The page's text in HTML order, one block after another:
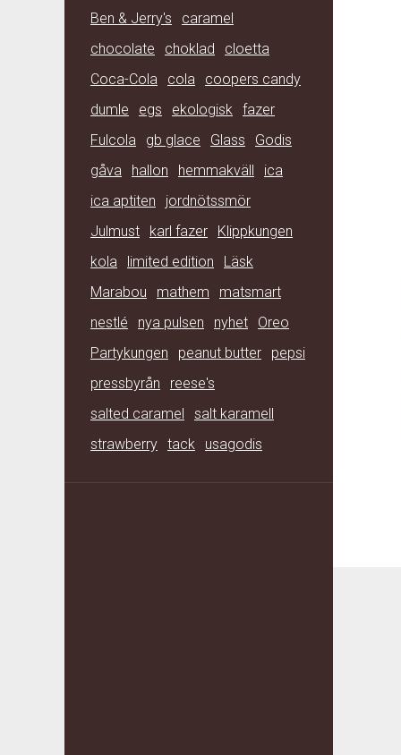
Ben & Jerry's
caramel
chocolate
choklad
cloetta
Coca-Cola
cola
coopers candy
dumle
egs ekologisk fazer
Fulcola
gb glace Glass
Godis
gåva
hallon hemmakväll
ica
ica aptiten
jordnötssmör
Julmust
karl fazer
Klippkungen
kola
limited edition
Läsk
Marabou
mathem
matsmart
nestlé
nya pulsen nyhet
Oreo
Partykungen
peanut butter
pepsi
pressbyrån
reese's
salted caramel
salt karamell
strawberry tack usagodis